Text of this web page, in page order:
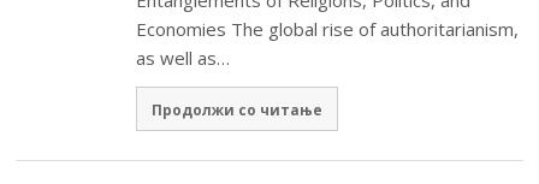
Economies The global rise of authoritarianism,
as well as…
Продолжи со читање